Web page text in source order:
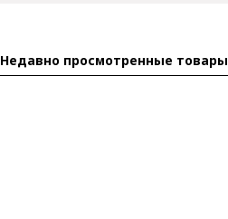
Недавно просмотренные товары